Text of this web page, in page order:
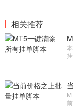
相关推荐